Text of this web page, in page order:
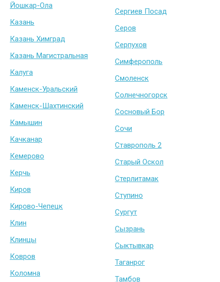
Йошкар-Ола
Казань
Казань Химград
Казань Магистральная
Калуга
Каменск-Уральский
Каменск-Шахтинский
Камышин
Качканар
Кемерово
Керчь
Киров
Кирово-Чепецк
Клин
Клинцы
Ковров
Коломна
Сергиев Посад
Серов
Серпухов
Симферополь
Смоленск
Солнечногорск
Сосновый Бор
Сочи
Ставрополь 2
Старый Оскол
Стерлитамак
Ступино
Сургут
Сызрань
Сыктывкар
Таганрог
Тамбов